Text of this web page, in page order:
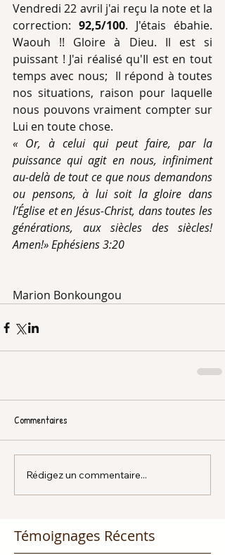
Vendredi 22 avril j'ai reçu la note et la
correction: 92,5/100. J'étais ébahie.
Waouh !! Gloire à Dieu. Il est si
puissant ! J'ai réalisé qu'Il est en tout
temps avec nous;  Il répond à toutes
nos situations, raison pour laquelle
nous pouvons vraiment compter sur
Lui en toute chose.
« Or, à celui qui peut faire, par la
puissance qui agit en nous, infiniment
au-delà de tout ce que nous demandons
ou pensons, à lui soit la gloire dans
l’Église et en Jésus-Christ, dans toutes les
générations, aux siècles des siècles!
Amen!» Ephésiens 3:20
Marion Bonkoungou
Commentaires
Rédigez un commentaire...
Témoignages Récents